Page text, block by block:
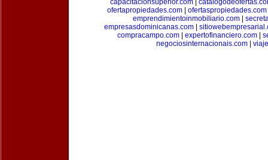
capacitacionsuperior.com
ofertapropiedades.com
ofertaspropiedades.com
emprendimientoinmobiliario.com|
empresasdominicanas.com|
compracampo.com| expertofinanciero.com|
negociosinternacionais.com|